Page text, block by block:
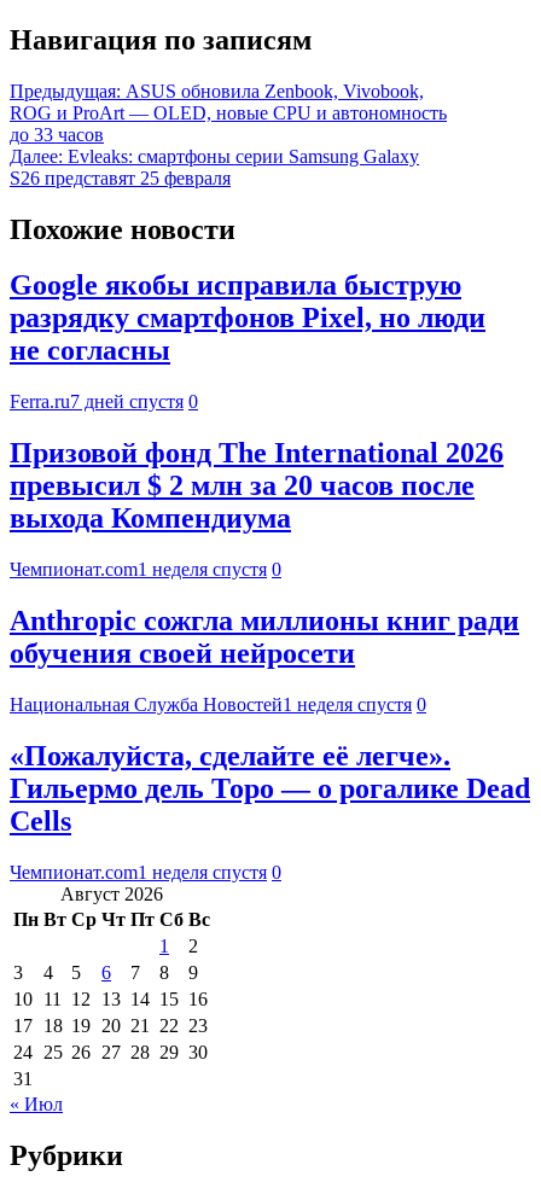
Навигация по записям
Предыдущая: ASUS обновила Zenbook, Vivobook,
ROG и ProArt — OLED, новые CPU и автономность
до 33 часов
Далее: Evleaks: смартфоны серии Samsung Galaxy
S26 представят 25 февраля
Похожие новости
Google якобы исправила быструю
разрядку смартфонов Pixel, но люди
не согласны
Ferra.ru7 дней спустя 0
Призовой фонд The International 2026
превысил $ 2 млн за 20 часов после
выхода Компендиума
Чемпионат.com1 неделя спустя 0
Anthropic сожгла миллионы книг ради
обучения своей нейросети
Национальная Служба Новостей1 неделя спустя 0
«Пожалуйста, сделайте её легче».
Гильермо дель Торо — о рогалике Dead
Cells
Чемпионат.com1 неделя спустя 0
Август 2026
Пн Вт Ср Чт Пт Сб Вс
1
2
3
4 5 6 7 8
9
10 11 12 13 14 15 16
17 18 19 20 21 22 23
24 25 26 27 28 29 30
31
« Июл
Рубрики